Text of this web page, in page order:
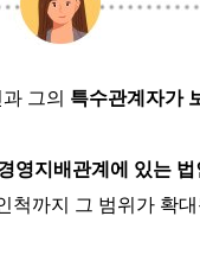
과 그의 특수관계자가
영지배관계에 있는 법
척까지 그 범위가 확